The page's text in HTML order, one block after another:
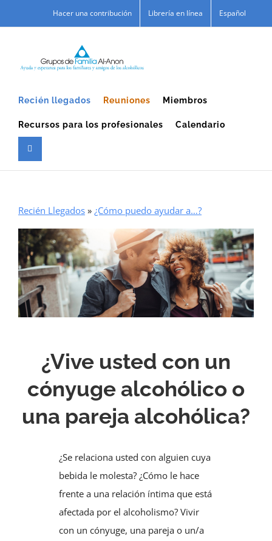
to
Hacer una contribución Librería en línea Español
Recién llegados Reuniones Miembros
Recursos para los profesionales Calendario
Recién Llegados » ¿Cómo puedo ayudar a…?
¿Vive usted con un
cónyuge alcohólico o
una pareja alcohólica?
¿Se relaciona usted con alguien cuya
bebida le molesta? ¿Cómo le hace
frente a una relación íntima que está
afectada por el alcoholismo? Vivir
con un cónyuge, una pareja o un/a